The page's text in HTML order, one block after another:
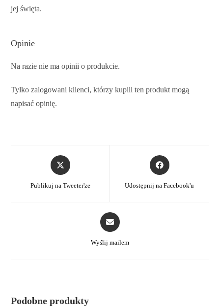
jej święta.
Opinie
Na razie nie ma opinii o produkcie.
Tylko zalogowani klienci, którzy kupili ten produkt mogą
napisać opinię.
Publikuj na Tweeter'ze Udostępnij na Facebook'u
Wyślij mailem
Podobne produkty